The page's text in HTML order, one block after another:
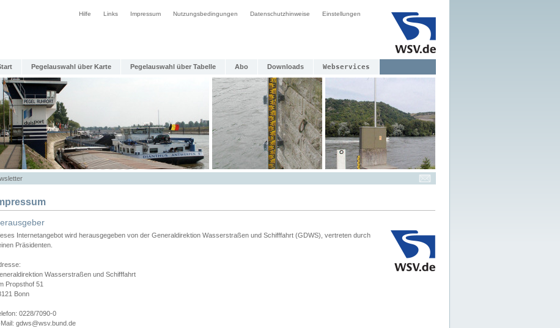
Hilfe Links Impressum Nutzungsbedingungen Datenschutzhinweise Einstellungen
Pegelauswahl über Karte Pegelauswahl über Tabelle Abo Downloads Webservices
Internetangebot wird herausgegeben von der Generaldirektion Wasserstraßen und Schifffahrt (GDWS), vertreten durch
Präsidenten.
Wasserstraßen und Schifffahrt
Propsthof 51
Bonn
0228/7090-0
Mail: gdws@wsv.bund.de